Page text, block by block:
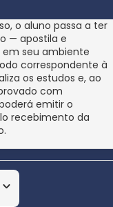
o aluno passa a ter
— apostila e
seu ambiente
correspondente à
os estudos e, ao
com
emitir o
recebimento da